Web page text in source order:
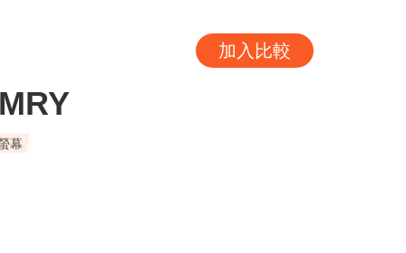
加入比較
幕